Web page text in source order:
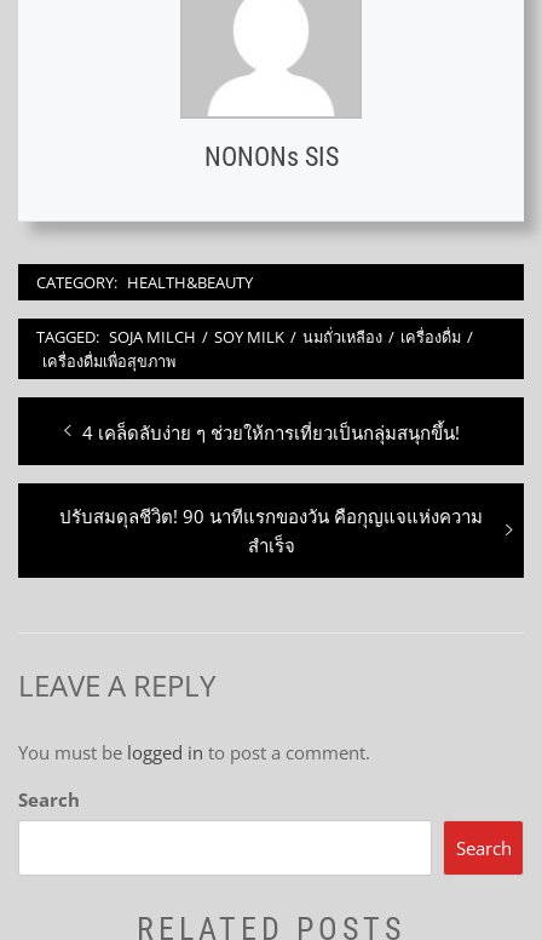
NONONs SIS
CATEGORY: HEALTH&BEAUTY
TAGGED: SOJA MILCH / SOY MILK / นมถั่วเหลือง / เครื่องดื่ม /
เครื่องดื่มเพื่อสุขภาพ
Post
navigation
Previous
post:
4 เคล็ดลับง่าย ๆ ช่วยให้การเที่ยวเป็นกลุ่มสนุกขึ้น!
Next
ปรับสมดุลชีวิต! 90 นาทีแรกของวัน คือกุญแจแห่งความ
สำเร็จ
LEAVE A REPLY
You must be logged in to post a comment.
Search
Search
RELATED POSTS